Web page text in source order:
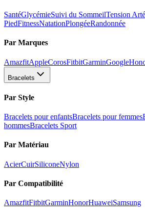
SantéGlycémieSuivi du SommeilTension
PiedFitnessNatationPlongéeRandonnée
Par Marques
AmazfitAppleCorosFitbitGarminGoogle
Bracelets
Par Style
Bracelets pour enfantsBracelets pour femmes
hommesBracelets Sport
Par Matériau
AcierCuirSiliconeNylon
Par Compatibilité
AmazfitFitbitGarminHonorHuaweiSamsung